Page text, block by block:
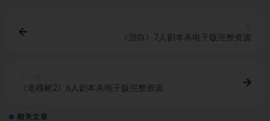
《涅白》7人剧本杀电子版完整资源
《老槐树2》6人剧本杀电子版完整资源
相关文章